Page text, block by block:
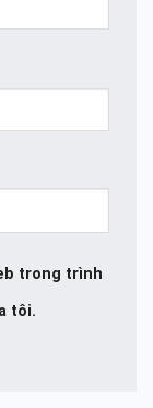
trong trình
tôi.